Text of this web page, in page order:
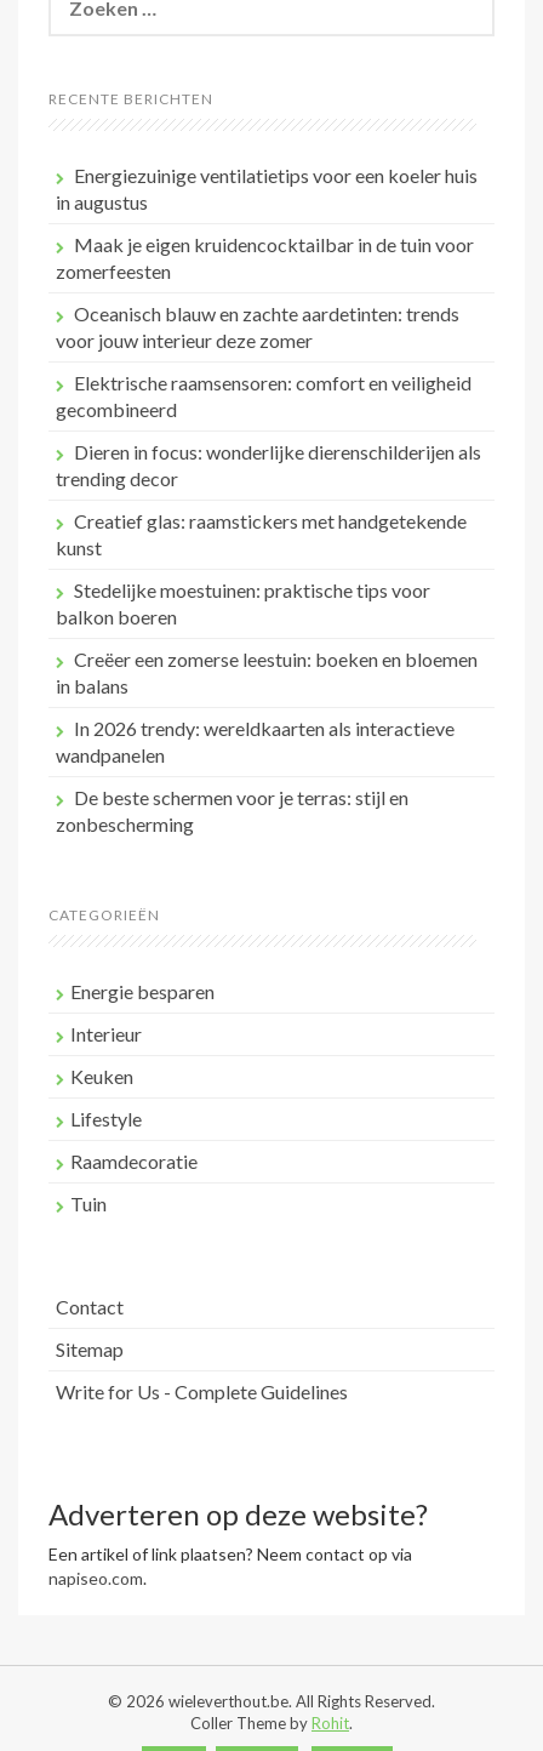
naar:
RECENTE BERICHTEN
Energiezuinige ventilatietips voor een koeler huis
in augustus
Maak je eigen kruidencocktailbar in de tuin voor
zomerfeesten
Oceanisch blauw en zachte aardetinten: trends
voor jouw interieur deze zomer
Elektrische raamsensoren: comfort en veiligheid
gecombineerd
Dieren in focus: wonderlijke dierenschilderijen als
trending decor
Creatief glas: raamstickers met handgetekende
kunst
Stedelijke moestuinen: praktische tips voor
balkon boeren
Creëer een zomerse leestuin: boeken en bloemen
in balans
In 2026 trendy: wereldkaarten als interactieve
wandpanelen
De beste schermen voor je terras: stijl en
zonbescherming
CATEGORIEËN
Energie besparen
Interieur
Keuken
Lifestyle
Raamdecoratie
Tuin
Contact
Sitemap
Write for Us - Complete Guidelines
Adverteren op deze website?
Een artikel of link plaatsen? Neem contact op via
napiseo.com.
© 2026 wieleverthout.be. All Rights Reserved.
Coller Theme byRohit.